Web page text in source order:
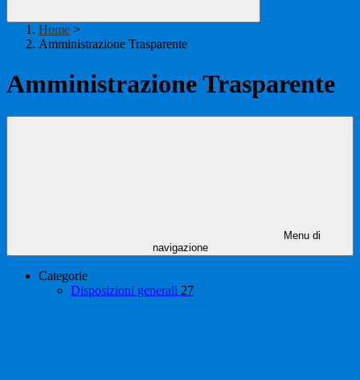
Home >
Amministrazione Trasparente
Amministrazione Trasparente
Menu di
navigazione
Categorie
Disposizioni generali 27